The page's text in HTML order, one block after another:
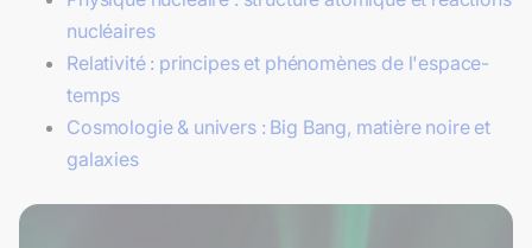
nucléaires
Relativité : principes et phénomènes de l'espace-
temps
Cosmologie & univers : Big Bang, matière noire et
galaxies